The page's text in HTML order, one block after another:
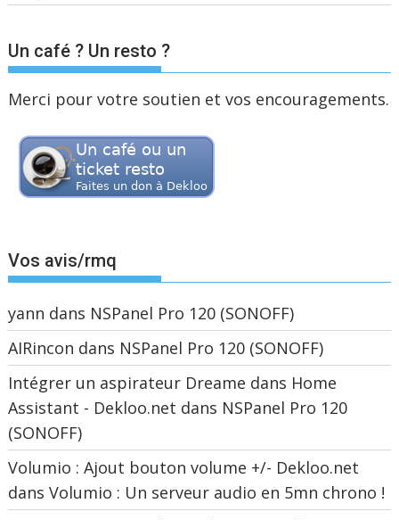
Un café ? Un resto ?
Merci pour votre soutien et vos encouragements.
Vos avis/rmq
yann dans NSPanel Pro 120 (SONOFF)
AIRincon dans NSPanel Pro 120 (SONOFF)
Intégrer un aspirateur Dreame dans Home
Assistant - Dekloo.net dans NSPanel Pro 120
(SONOFF)
Volumio : Ajout bouton volume +/- Dekloo.net
dansVolumio : Un serveur audio en 5mn chrono !